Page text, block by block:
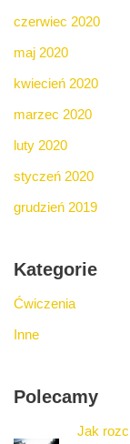
czerwiec 2020
maj 2020
kwiecień 2020
marzec 2020
luty 2020
styczeń 2020
grudzień 2019
Kategorie
Ćwiczenia
Inne
Polecamy
Jak